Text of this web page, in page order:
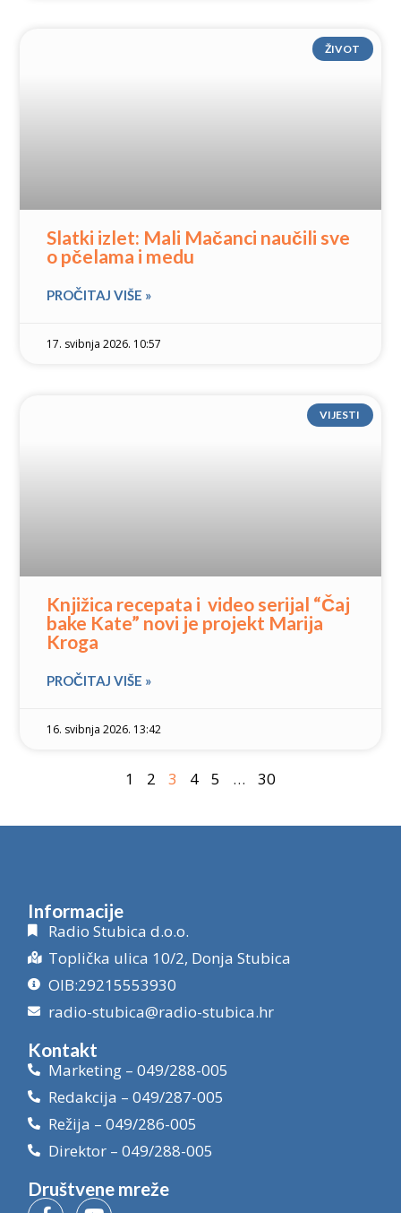
ŽIVOT
Slatki izlet: Mali Mačanci naučili sve
o pčelama i medu
PROČITAJ VIŠE »
17. svibnja 2026. 10:57
VIJESTI
Knjižica recepata i video serijal “Čaj
bake Kate” novi je projekt Marija
Kroga
PROČITAJ VIŠE »
16. svibnja 2026. 13:42
1 2 3 4 5 … 30
Informacije
Radio Stubica d.o.o.
Toplička ulica 10/2, Donja Stubica
OIB:29215553930
radio-stubica@radio-stubica.hr
Kontakt
Marketing – 049/288-005
Redakcija – 049/287-005
Režija – 049/286-005
Direktor – 049/288-005
Društvene mreže